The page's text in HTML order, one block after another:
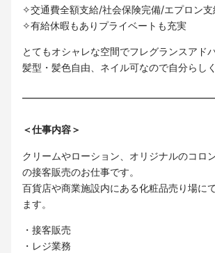
✧交通費全額支給/社会保険完備/エプロン支
✧有給休暇もありプライベートも充実
とてもオシャレな空間でフレグランスアド
髪型・髪色自由、ネイル可なので自分らし
＜仕事内容＞
クリームやローション、オリジナルのコロ
の接客販売のお仕事です。
百貨店や商業施設内にある化粧品売り場に
ます。
・接客販売
・レジ業務